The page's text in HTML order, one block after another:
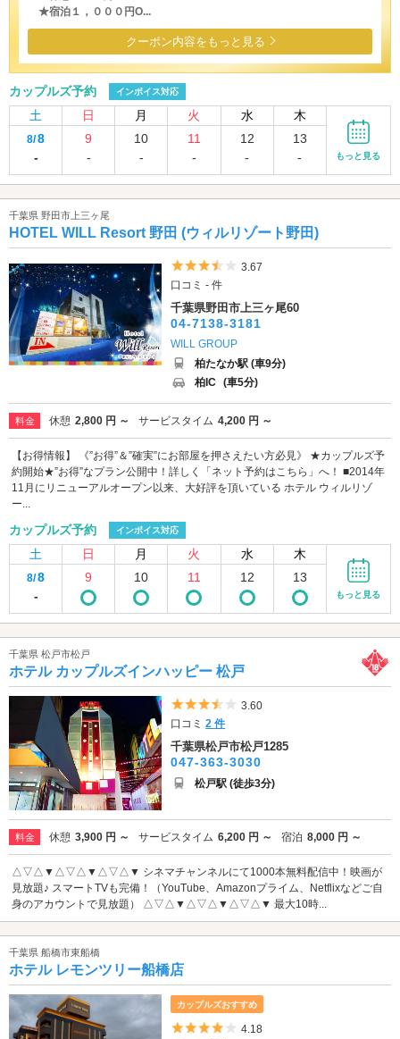
★宿泊１，０００円O...
クーポン内容をもっと見る
カップルズ予約 インボイス対応
土 日 月 火 水 木
8/8
-
9
-
10
-
11
-
12
-
13
-
もっと見る
千葉県 野田市上三ヶ尾
HOTEL WILL Resort 野田 (ウィルリゾート野田)
5つ星のうち3.5
3.67
口コミ - 件
千葉県野田市上三ヶ尾60
04-7138-3181
WILL GROUP
柏たなか駅 (車9分)
柏IC (車5分)
料金 休憩 2,800 円 ～ サービスタイム 4,200 円 ～
【お得情報】 《”お得”＆”確実”にお部屋を押さえたい方必見》 ★カップルズ予
約開始★”お得”なプラン公開中！詳しく「ネット予約はこちら」へ！ ■2014年
11月にリニューアルオープン以来、大好評を頂いている ホテル ウィルリゾ
ー...
カップルズ予約 インボイス対応
土 日 月 火 水 木
8/8
-
9 10 11 12 13
もっと見る
千葉県 松戸市松戸
ホテル カップルズインハッピー 松戸
5つ星のうち3.5
3.60
口コミ2 件
千葉県松戸市松戸1285
047-363-3030
松戸駅 (徒歩3分)
料金 休憩 3,900 円 ～ サービスタイム 6,200 円 ～ 宿泊 8,000 円 ～
△▽△▼△▽△▼△▽△▼ シネマチャンネルにて1000本無料配信中！映画が
見放題♪ スマートTVも完備！（YouTube、Amazonプライム、Netflixなどご自
身のアカウントで見放題） △▽△▼△▽△▼△▽△▼ 最大10時...
千葉県 船橋市東船橋
ホテル レモンツリー船橋店
カップルズおすすめ
5つ星のうち4
4.18